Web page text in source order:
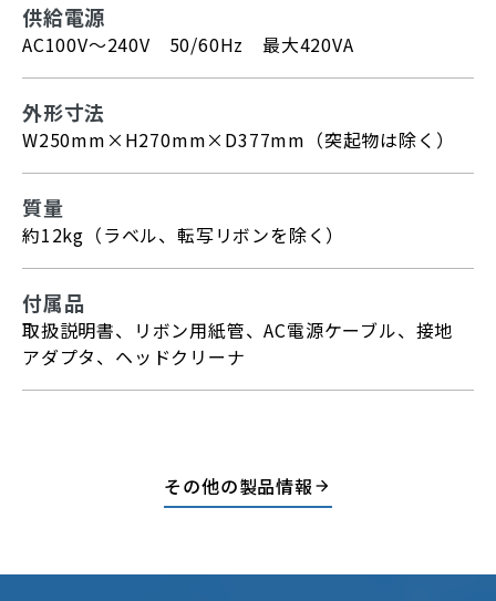
供給電源
AC100V～240V 50/60Hz 最大420VA
外形寸法
W250mm×H270mm×D377mm（突起物は除く）
質量
約12kg（ラベル、転写リボンを除く）
付属品
取扱説明書、リボン用紙管、AC電源ケーブル、接地
アダプタ、ヘッドクリーナ
その他の製品情報